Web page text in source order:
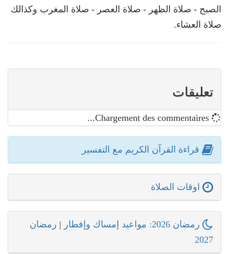
الصبح - صلاة الظهر - صلاة العصر - صلاة المغرب وكذالك
صلاة العشاء.
تعليقات
قراءة القرآن الكريم مع التفسير
اوقات الصلاة
رمضان 2026: مواعيد إمساك وإفطار | رمضان
2027